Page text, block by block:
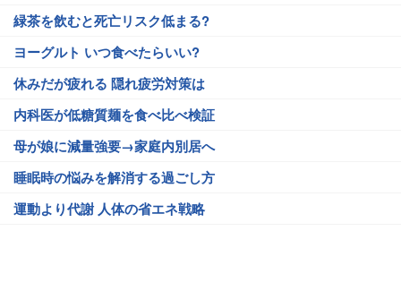
緑茶を飲むと死亡リスク低まる?
ヨーグルト いつ食べたらいい?
休みだが疲れる 隠れ疲労対策は
内科医が低糖質麺を食べ比べ検証
母が娘に減量強要→家庭内別居へ
睡眠時の悩みを解消する過ごし方
運動より代謝 人体の省エネ戦略